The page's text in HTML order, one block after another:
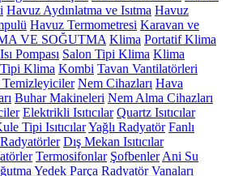
Havuz Aydınlatma ve Isıtma Havuz
Havuz Termometresi Karavan ve
VE SOĞUTMA Klima Portatif Klima
Isı Pompası Salon Tipi Klima Klima
Klima Kombi Tavan Vantilatörleri
Nem Cihazları Hava
Buhar Makineleri Nem Alma Cihazları
Elektrikli Isıtıcılar Quartz Isıtıcılar
Tipi IsıtıcılarYağlı Radyatör Fanlı
Dış Mekan Isıtıcılar
Termosifonlar Şofbenler Ani Su
Yedek Parça Radyatör Vanaları